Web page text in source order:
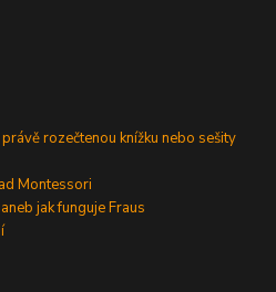
rozečtenou knížku nebo sešity
Montessori
jak funguje Fraus